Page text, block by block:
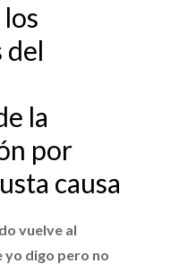
del
la
por
causa
vuelve al
yo digo pero no